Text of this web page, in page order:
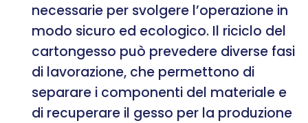
necessarie per svolgere l’operazione in
modo sicuro ed ecologico. Il riciclo del
cartongesso può prevedere diverse fasi
di lavorazione, che permettono di
separare i componenti del materiale e
di recuperare il gesso per la produzione